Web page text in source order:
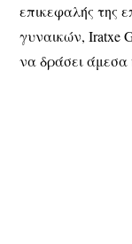
επικεφαλής της
γυναικών, Iratxe
να δράσει άμεσα